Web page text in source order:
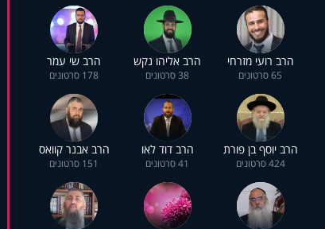
הרב רועי מזרחי
65 סרטונים
הרב אליהו נקש
38 סרטונים
הרב שי עמר
178 סרטונים
הרב יוסף בן פורת
424 סרטונים
הרב דוד לאו
41 סרטונים
הרב אבנר קוואס
151 סרטונים